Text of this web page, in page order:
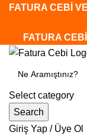
FATURA CEBİ
FATURA
Select category
Search
Giriş Yap / Üye Ol